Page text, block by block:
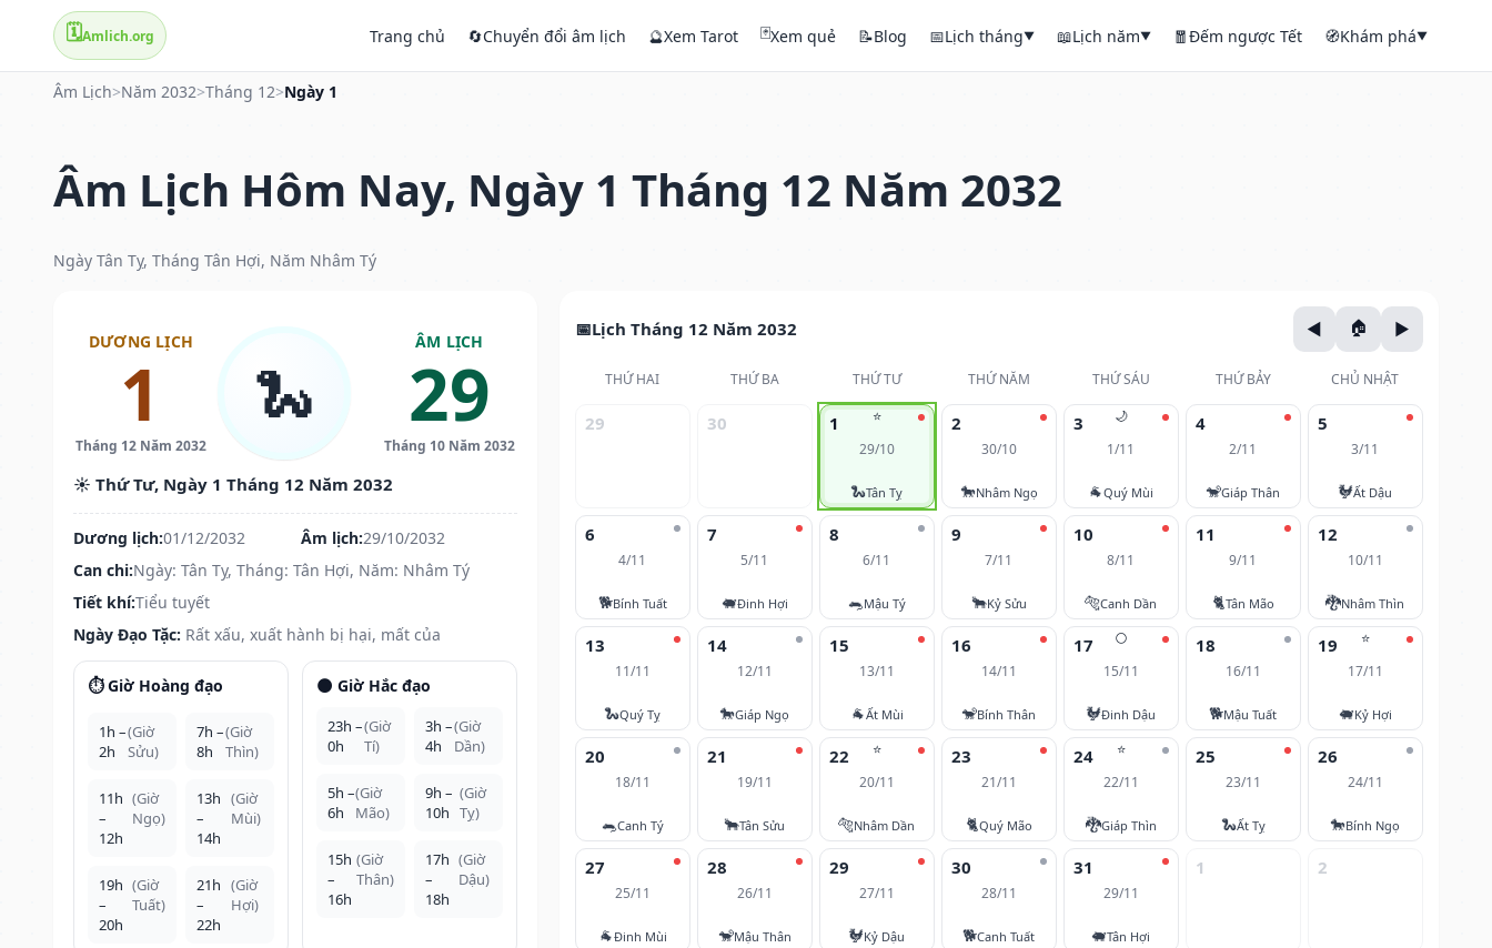
🗓️Amlich.org Trang chủ 🔄Chuyển đổi âm lịch 🔮Xem Tarot 🃏Xem quẻ 📝Blog 📅Lịch tháng▼ 📖Lịch năm▼ 🧧Đếm ngược Tết 🧭Khám phá▼
Âm Lịch>Năm 2032>Tháng 12>Ngày 1
Âm Lịch Hôm Nay, Ngày 1 Tháng 12 Năm 2032
Ngày Tân Tỵ, Tháng Tân Hợi, Năm Nhâm Tý
DƯƠNG LỊCH
1
Tháng 12 Năm 2032
🐍
ÂM LỊCH
29
Tháng 10 Năm 2032
☀️ Thứ Tư, Ngày 1 Tháng 12 Năm 2032
Dương lịch:01/12/2032 Âm lịch:29/10/2032
Can chi:Ngày: Tân Tỵ, Tháng: Tân Hợi, Năm: Nhâm Tý
Tiết khí:Tiểu tuyết
Ngày Đạo Tặc: Rất xấu, xuất hành bị hại, mất của
⏱️ Giờ Hoàng đạo
1h –
2h
(Giờ
Sửu)
7h –
8h
(Giờ
Thìn)
11h
–
12h
(Giờ
Ngọ)
13h
–
14h
(Giờ
Mùi)
19h
–
20h
(Giờ
Tuất)
21h
–
22h
(Giờ
Hợi)
🌑 Giờ Hắc đạo
23h –
0h
(Giờ
Tí)
3h –
4h
(Giờ
Dần)
5h –
6h
(Giờ
Mão)
9h –
10h
(Giờ
Tỵ)
15h
–
16h
(Giờ
Thân)
17h
–
18h
(Giờ
Dậu)
Lịch Tháng 12 Năm 2032
THỨ HAI THỨ BA THỨ TƯ THỨ NĂM THỨ SÁU THỨ BẢY CHỦ NHẬT
29 30 ⭐
1
29/10
🐍Tân Tỵ
2
30/10
🐎Nhâm Ngọ
🌙
3
1/11
🐐Quý Mùi
4
2/11
🐒Giáp Thân
5
3/11
🐓Ất Dậu
6
4/11
🐕Bính Tuất
7
5/11
🐖Đinh Hợi
8
6/11
🐀Mậu Tý
9
7/11
🐂Kỷ Sửu
10
8/11
🐅Canh Dần
11
9/11
🐈Tân Mão
12
10/11
🐉Nhâm Thìn
13
11/11
🐍Quý Tỵ
14
12/11
🐎Giáp Ngọ
15
13/11
🐐Ất Mùi
16
14/11
🐒Bính Thân
🌕
17
15/11
🐓Đinh Dậu
18
16/11
🐕Mậu Tuất
⭐
19
17/11
🐖Kỷ Hợi
20
18/11
🐀Canh Tý
21
19/11
🐂Tân Sửu
⭐
22
20/11
🐅Nhâm Dần
23
21/11
🐈Quý Mão
⭐
24
22/11
🐉Giáp Thìn
25
23/11
🐍Ất Tỵ
26
24/11
🐎Bính Ngọ
27
25/11
🐐Đinh Mùi
28
26/11
🐒Mậu Thân
29
27/11
🐓Kỷ Dậu
30
28/11
🐕Canh Tuất
31
29/11
🐖Tân Hợi
1 2